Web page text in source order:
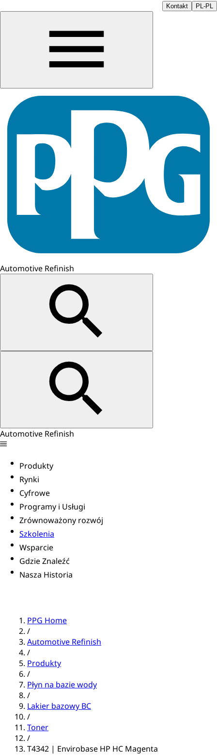
Kontakt PL-PL
Automotive Refinish
Automotive Refinish
Produkty
Rynki
Cyfrowe
Programy i Usługi
Zrównoważony rozwój
Szkolenia
Wsparcie
Gdzie Znaleźć
Nasza Historia
PPG Home
/
Automotive Refinish
/
Produkty
/
Płyn na bazie wody
/
Lakier bazowy BC
/
Toner
/
T4342 | Envirobase HP HC Magenta